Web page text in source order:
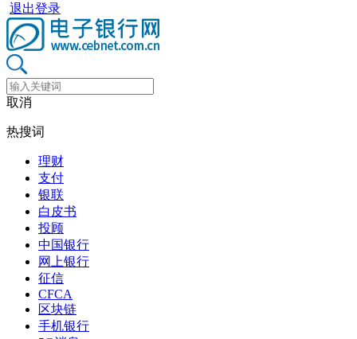
退出登录
取消
热搜词
理财
支付
银联
白皮书
投顾
中国银行
网上银行
征信
CFCA
区块链
手机银行